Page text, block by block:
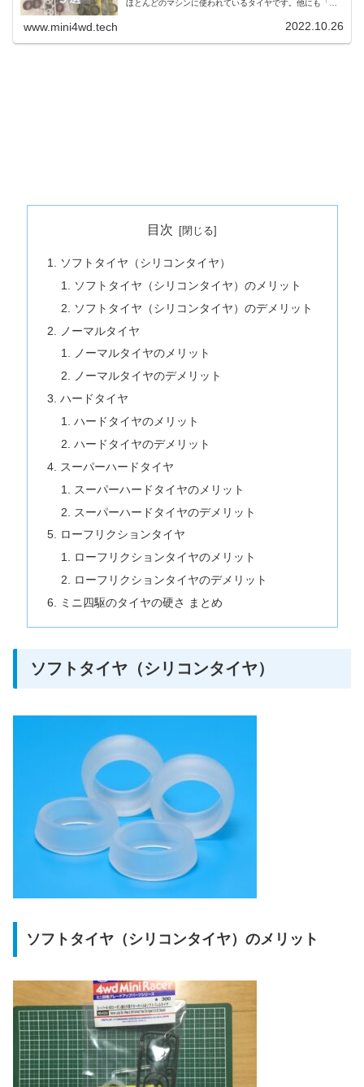
ほとんどのマシンに使われているタイヤです。他にも「小
ッティングの幅が広がるのでおすすめです。
www.mini4wd.tech 2022.10.26
目次
ソフトタイヤ（シリコンタイヤ）
ソフトタイヤ（シリコンタイヤ）のメリット
ソフトタイヤ（シリコンタイヤ）のデメリット
ノーマルタイヤ
ノーマルタイヤのメリット
ノーマルタイヤのデメリット
ハードタイヤ
ハードタイヤのメリット
ハードタイヤのデメリット
スーパーハードタイヤ
スーパーハードタイヤのメリット
スーパーハードタイヤのデメリット
ローフリクションタイヤ
ローフリクションタイヤのメリット
ローフリクションタイヤのデメリット
ミニ四駆のタイヤの硬さ まとめ
ソフトタイヤ（シリコンタイヤ）
ソフトタイヤ（シリコンタイヤ）のメリット